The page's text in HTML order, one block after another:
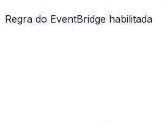
Regra do EventBridge habilitada